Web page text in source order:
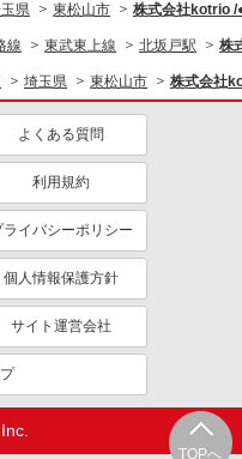
福祉
ル（40代～）活躍中
勤OK
保険あり
TOPへ
県 東松山市 株式会社kotrio /
線 東武東上線 北坂戸駅 株
埼玉県 東松山市 株式会社
よくある質問
利用規約
ライバシーポリシー
個人情報保護方針
サイト運営会社